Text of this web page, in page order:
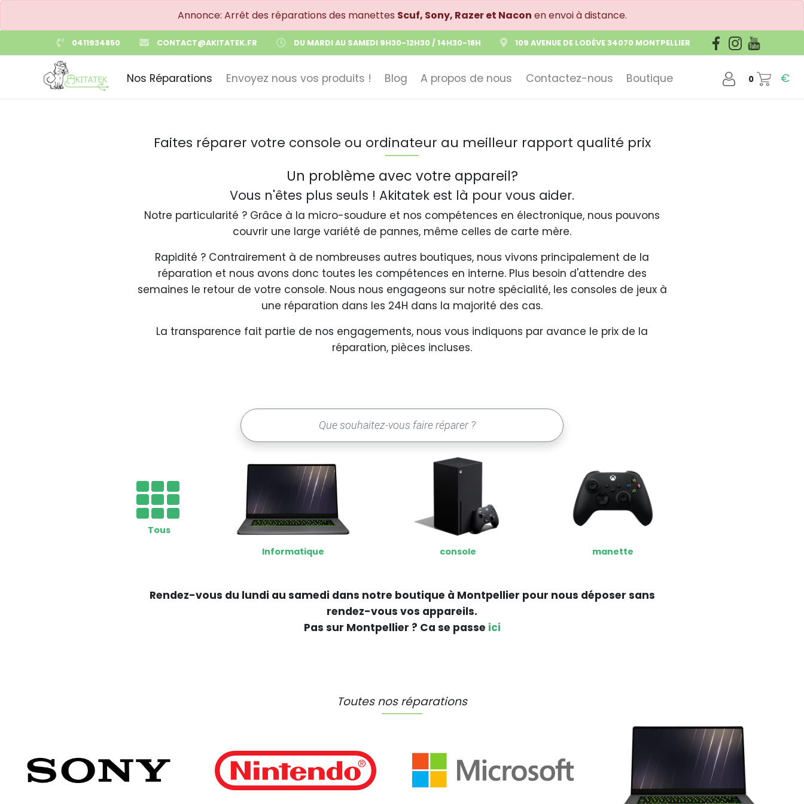
Annonce: Arrêt des réparations des manettes Scuf, Sony, Razer et Nacon en envoi à distance.
0411934850 CONTACT@AKITATEK.FR DU MARDI AU SAMEDI 9H30-12H30 / 14H30-18H 109 AVENUE DE LODÈVE 34070 MONTPELLIER
Nos Réparations Envoyez nous vos produits ! Blog A propos de nous Contactez-nous Boutique 0 €
Faites réparer votre console ou ordinateur au meilleur rapport qualité prix
Un problème avec votre appareil?
Vous n'êtes plus seuls ! Akitatek est là pour vous aider.
Notre particularité ? Grâce à la micro-soudure et nos compétences en électronique, nous pouvons
couvrir une large variété de pannes, même celles de carte mère.
Rapidité ? Contrairement à de nombreuses autres boutiques, nous vivons principalement de la
réparation et nous avons donc toutes les compétences en interne. Plus besoin d'attendre des
semaines le retour de votre console. Nous nous engageons sur notre spécialité, les consoles de jeux à
une réparation dans les 24H dans la majorité des cas.
La transparence fait partie de nos engagements, nous vous indiquons par avance le prix de la
réparation, pièces incluses.
Tous
Informatique
console manette
Rendez-vous du lundi au samedi dans notre boutique à Montpellier pour nous déposer sans
rendez-vous vos appareils.
Pas sur Montpellier ? Ca se passe ici
Toutes nos réparations